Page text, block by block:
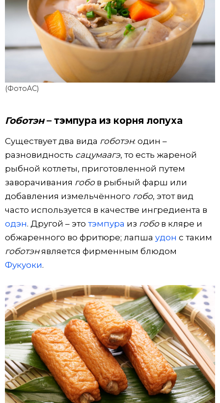
(ФотоAC)
Гоботэн– тэмпура из корня лопуха
Существует два вида гоботэн: один –
разновидность сацумаагэ, то есть жареной
рыбной котлеты, приготовленной путем
заворачивания гобов рыбный фарш или
добавления измельчённого гобо, этот вид
часто используется в качестве ингредиента в
одэн. Другой – это тэмпура из гобов кляре и
обжаренного во фритюре; лапша удон с таким
гоботэнявляется фирменным блюдом
Фукуоки.